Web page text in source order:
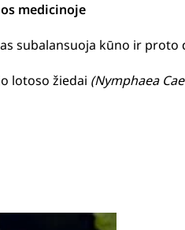
medicinoje
subalansuoja kūno ir
lotoso žiedai (Nymphaea